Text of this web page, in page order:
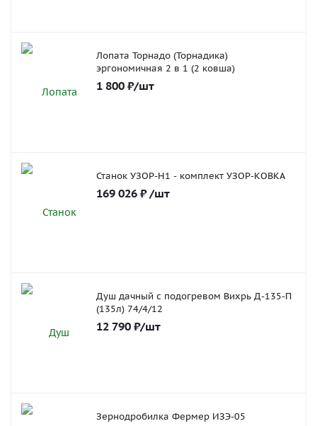
Лопата Торнадо (Торнадика)
эргономичная 2 в 1 (2 ковша)
1 800 ₽/шт
Станок УЗОР-Н1 - комплект УЗОР-КОВКА
169 026 ₽ /шт
Душ дачный с подогревом Вихрь Д-135-П
(135л) 74/4/12
12 790 ₽/шт
Зернодробилка Фермер ИЗЭ-05